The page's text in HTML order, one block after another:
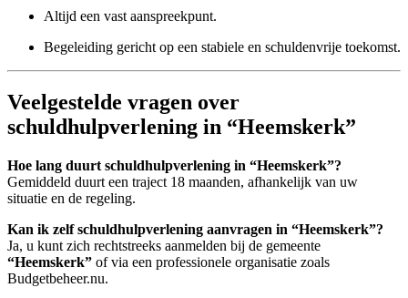
Altijd een vast aanspreekpunt.
Begeleiding gericht op een stabiele en schuldenvrije toekomst.
Veelgestelde vragen over
schuldhulpverlening in “Heemskerk”
Hoe lang duurt schuldhulpverlening in “Heemskerk”?
Gemiddeld duurt een traject 18 maanden, afhankelijk van uw
situatie en de regeling.
Kan ik zelf schuldhulpverlening aanvragen in “Heemskerk”?
Ja, u kunt zich rechtstreeks aanmelden bij de gemeente
“Heemskerk” of via een professionele organisatie zoals
Budgetbeheer.nu.